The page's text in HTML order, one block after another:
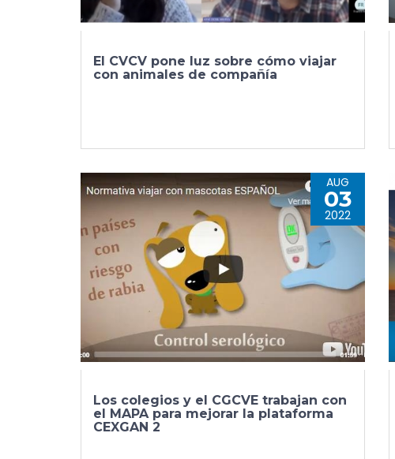
El CVCV pone luz sobre cómo viajar
con animales de compañía
AUG
03
2022
Los colegios y el CGCVE trabajan con
el MAPA para mejorar la plataforma
CEXGAN 2